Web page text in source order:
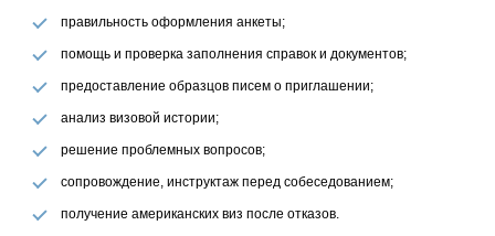
правильность оформления анкеты;
помощь и проверка заполнения справок и документов;
предоставление образцов писем о приглашении;
анализ визовой истории;
решение проблемных вопросов;
сопровождение, инструктаж перед собеседованием;
получение американских виз после отказов.